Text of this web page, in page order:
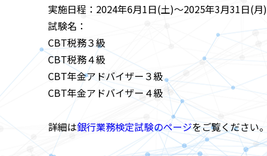
実施日程：2024年6月1日(土)～2025年3月31日(月)
試験名：
CBT税務３級
CBT税務４級
CBT年金アドバイザー３級
CBT年金アドバイザー４級
詳細は銀行業務検定試験のページをご覧ください。